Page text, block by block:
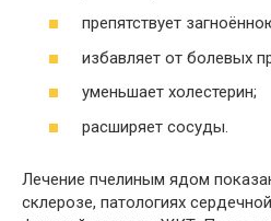
препятствует
избавляет от болевых
уменьшает холестерин;
расширяет сосуды.
Лечение пчелиным ядом
склерозе, патологиях